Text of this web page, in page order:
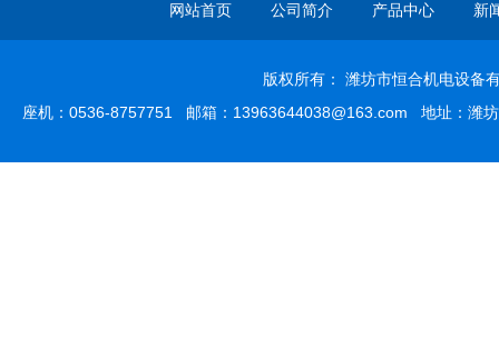
网站首页 公司简介 产品中心 新
版权所有： 潍坊市恒合机电设
座机：0536-8757751 邮箱：13963644038@163.com 地址：潍